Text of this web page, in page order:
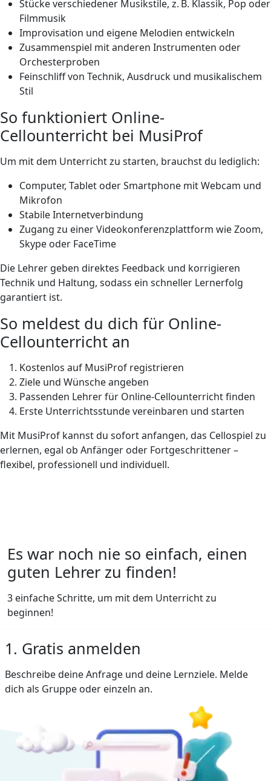
Stücke verschiedener Musikstile, z. B. Klassik, Pop oder
Filmmusik
Improvisation und eigene Melodien entwickeln
Zusammenspiel mit anderen Instrumenten oder
Orchesterproben
Feinschliff von Technik, Ausdruck und musikalischem
Stil
So funktioniert Online-
Cellounterricht bei MusiProf
Um mit dem Unterricht zu starten, brauchst du lediglich:
Computer, Tablet oder Smartphone mit Webcam und
Mikrofon
Stabile Internetverbindung
Zugang zu einer Videokonferenzplattform wie Zoom,
Skype oder FaceTime
Die Lehrer geben direktes Feedback und korrigieren
Technik und Haltung, sodass ein schneller Lernerfolg
garantiert ist.
So meldest du dich für Online-
Cellounterricht an
Kostenlos auf MusiProf registrieren
Ziele und Wünsche angeben
Passenden Lehrer für Online-Cellounterricht finden
Erste Unterrichtsstunde vereinbaren und starten
Mit MusiProf kannst du sofort anfangen, das Cellospiel zu
erlernen, egal ob Anfänger oder Fortgeschrittener –
flexibel, professionell und individuell.
Es war noch nie so einfach, einen
guten Lehrer zu finden!
3 einfache Schritte, um mit dem Unterricht zu
beginnen!
1. Gratis anmelden
Beschreibe deine Anfrage und deine Lernziele. Melde
dich als Gruppe oder einzeln an.